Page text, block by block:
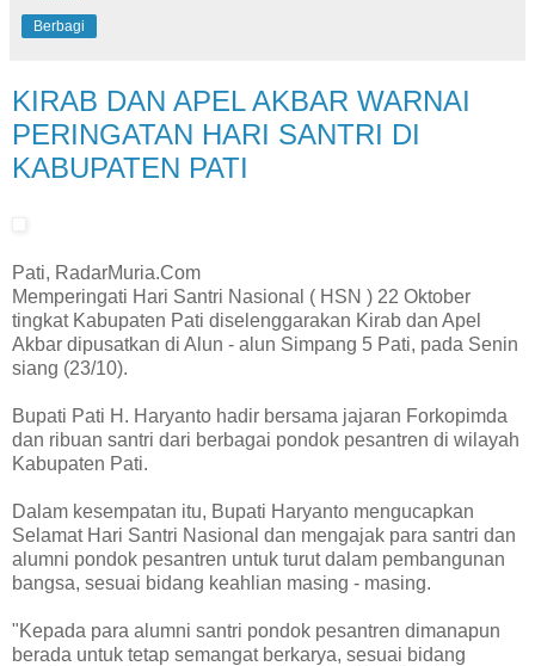
Berbagi
KIRAB DAN APEL AKBAR WARNAI
PERINGATAN HARI SANTRI DI
KABUPATEN PATI
Pati, RadarMuria.Com
Memperingati Hari Santri Nasional ( HSN ) 22 Oktober
tingkat Kabupaten Pati diselenggarakan Kirab dan Apel
Akbar dipusatkan di Alun - alun Simpang 5 Pati, pada Senin
siang (23/10).
Bupati Pati H. Haryanto hadir bersama jajaran Forkopimda
dan ribuan santri dari berbagai pondok pesantren di wilayah
Kabupaten Pati.
Dalam kesempatan itu, Bupati Haryanto mengucapkan
Selamat Hari Santri Nasional dan mengajak para santri dan
alumni pondok pesantren untuk turut dalam pembangunan
bangsa, sesuai bidang keahlian masing - masing.
"Kepada para alumni santri pondok pesantren dimanapun
berada untuk tetap semangat berkarya, sesuai bidang